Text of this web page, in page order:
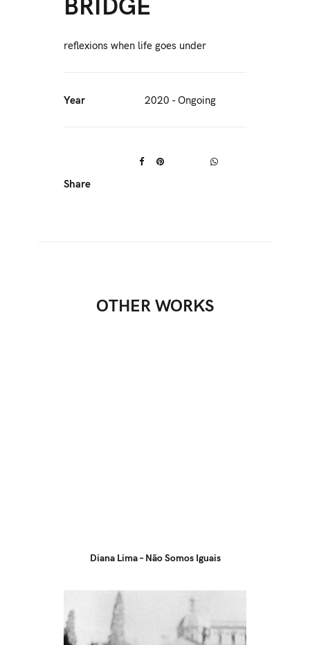
reflexions when life goes under
Year 2020 - Ongoing
Share
OTHER WORKS
Diana Lima – Não Somos Iguais